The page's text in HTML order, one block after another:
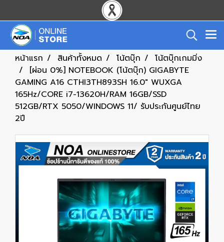
หน้าแรก สินค้าทั้งหมด โน้ตบุ๊ก
โน้ตบุ๊กเกมมิ่ง
[ผ่อน 0%] NOTEBOOK (โน้ตบุ๊ก) GIGABYTE
GAMING A16 CTHI3TH893SH 16.0" WUXGA
165Hz/CORE i7-13620H/RAM 16GB/SSD
512GB/RTX 5050/WINDOWS 11/ รับประกันศูนย์ไทย
2ปี